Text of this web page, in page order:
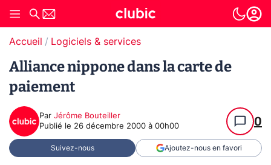
Accueil Logiciels & services
Alliance nippone dans la carte de
paiement
Par Jérôme Bouteiller
Publié le 26 décembre 2000 à 00h00 0
Suivez-nous Ajoutez-nous en favori